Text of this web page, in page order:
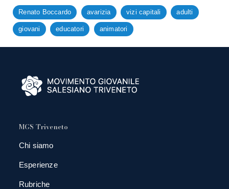
Renato Boccardo avarizia vizi capitali adulti
giovani educatori animatori
MGS Triveneto
Chi siamo
Esperienze
Rubriche